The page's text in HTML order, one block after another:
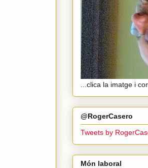
...clica la imatge i
@RogerCasero
Tweets by
Món laboral